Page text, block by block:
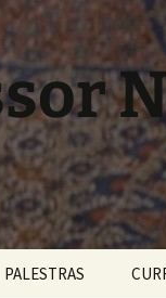
PALESTRAS